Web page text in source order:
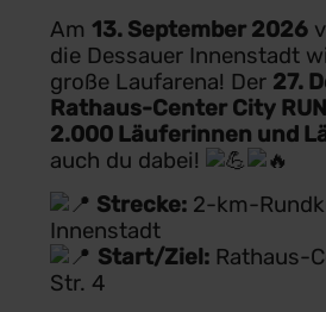
Am13. September 2026
die Dessauer Innenstadt
große Laufarena! Der 27.
Rathaus-Center City RUN
2.000 Läuferinnen und
auch du dabei!
Strecke: 2-km-
Innenstadt
Start/Ziel: Rathaus-
Str. 4